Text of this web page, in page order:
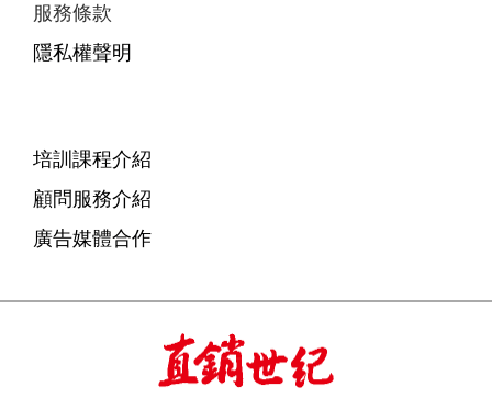
服務條款
隱私權聲明
培訓課程介紹
顧問服務介紹
廣告媒體合作